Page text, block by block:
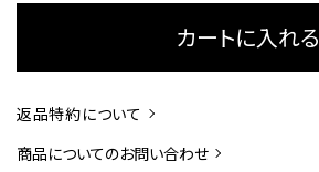
カートに入れる
返品特約について
商品についてのお問い合わせ